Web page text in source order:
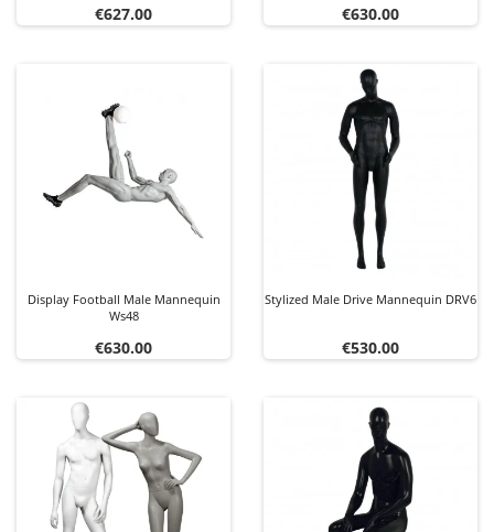
Price
€627.00 Price
€630.00
Display Football Male Mannequin
Ws48
Price
€630.00
Stylized Male Drive Mannequin DRV6
Price
€530.00